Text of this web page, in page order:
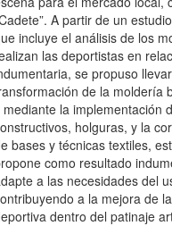
A partir de un
incluye el análisis de los
las deportistas en
se propuso
de la moldería
mediante la implementación
holguras, y la
bases y técnicas textiles,
como resultado
a las necesidades del
a la mejora de
dentro del patinaje